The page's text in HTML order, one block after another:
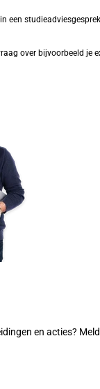
een
over bijvoorbeeld
en acties?